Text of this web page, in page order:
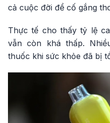
cả cuộc đời để cố gắng
Thực tế cho thấy tỷ lệ
vẫn còn khá thấp.
thuốc khi sức khỏe đã bị